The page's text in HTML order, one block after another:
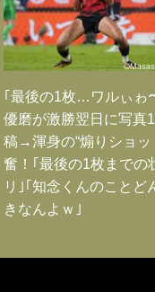
｢最後の1枚…ワルぃゎ
優磨が激勝翌日に写真
稿→渾身の“煽りショッ
奮！｢最後の1枚までの
リ｣｢知念くんのことど
きなんよｗ｣